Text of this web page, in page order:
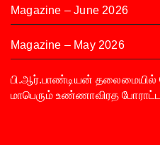
Magazine – June 2026
Magazine – May 2026
பி.ஆர்.பாண்டியன்
மாபெரும் உண்ணாவிரத